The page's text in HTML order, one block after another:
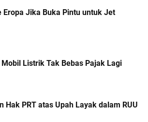
Eropa Jika Buka Pintu untuk Jet
Listrik Tak Bebas Pajak Lagi
Hak PRT atas Upah Layak dalam RUU